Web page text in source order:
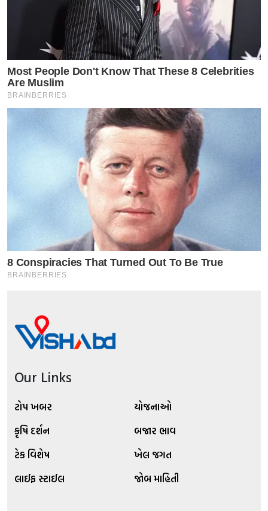
Our Links
ટોપ ખબર
યોજનાઓ
કૃષિ દર્શન
બજાર ભાવ
ટેક વિશેષ
ખેલ જગત
લાઈફ સ્ટાઈલ
જોબ માહિતી